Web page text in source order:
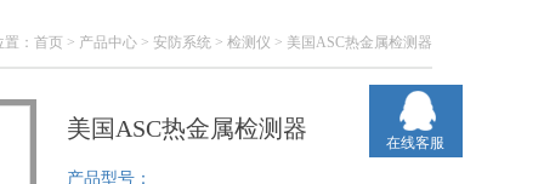
： 首页 > 产品中心 > 安防系统 > 检测仪 > 美国ASC热金属检测器
美国ASC热金属检测器
产品型号：
在线客服